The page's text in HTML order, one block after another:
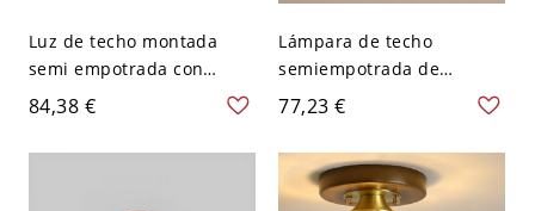
Luz de techo montada
semi empotrada con
receptáculo de sombra de
cerámica, 110V-120V
84,38 €
Lámpara de techo
semiempotrada de
madera con forma de
receptáculo, 110V-120V
77,23 €